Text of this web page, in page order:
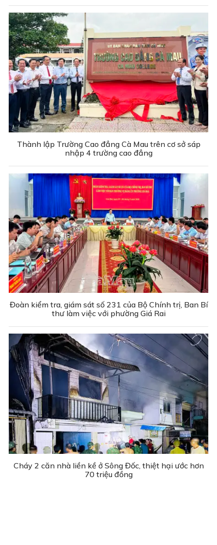
Thành lập Trường Cao đẳng Cà Mau trên cơ sở sáp
nhập 4 trường cao đẳng
Đoàn kiểm tra, giám sát số 231 của Bộ Chính trị, Ban Bí
thư làm việc với phường Giá Rai
Cháy 2 căn nhà liền kề ở Sông Đốc, thiệt hại ước hơn
70 triệu đồng